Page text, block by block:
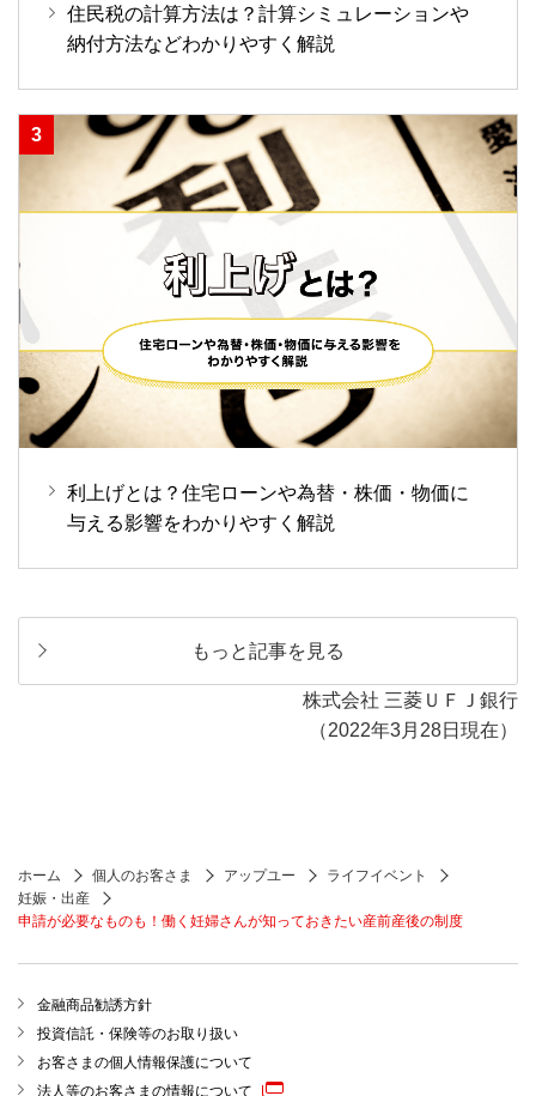
住民税の計算方法は？計算シミュレーションや
納付方法などわかりやすく解説
利上げとは？住宅ローンや為替・株価・物価に
与える影響をわかりやすく解説
もっと記事を見る
株式会社 三菱ＵＦＪ銀行
（2022年3月28日現在）
ホーム 個人のお客さま アップユー
ライフイベント
妊娠・出産
申請が必要なものも！働く妊婦さんが知っておきたい産前産後の制度
金融商品勧誘方針
投資信託・保険等のお取り扱い
お客さまの個人情報保護について
法人等のお客さまの情報について